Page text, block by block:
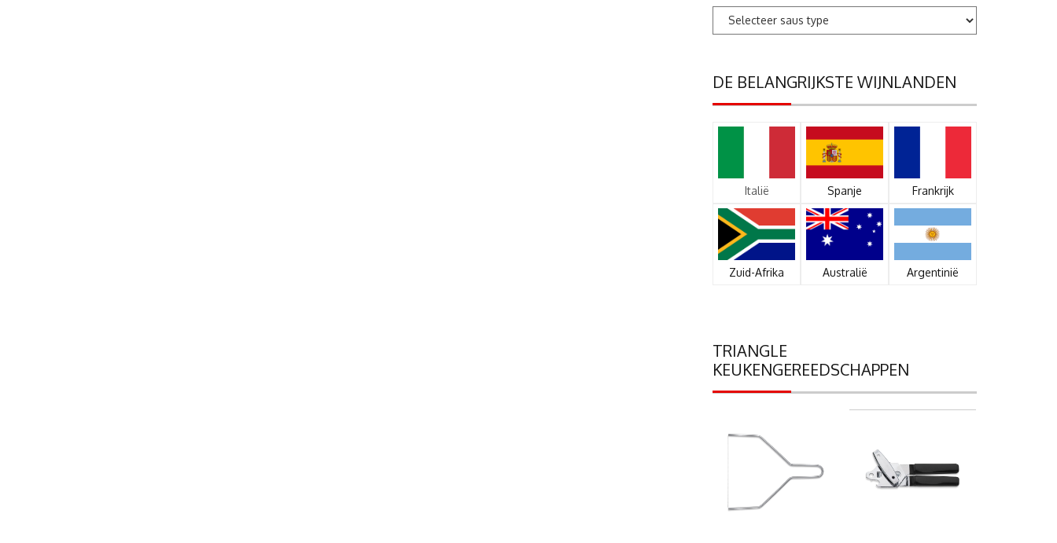
DE BELANGRIJKSTE WIJNLANDEN
Italië Spanje Frankrijk
Zuid-Afrika Australië Argentinië
TRIANGLE
KEUKENGEREEDSCHAPPEN